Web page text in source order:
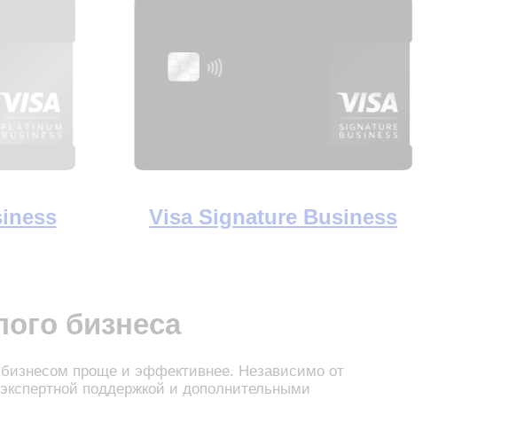
Visa Signature Business
бизнеса
проще и эффективнее. Независимо от
поддержкой и дополнительными